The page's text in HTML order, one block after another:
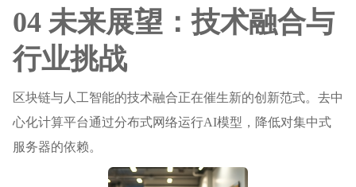
04 未来展望：技术融合与
行业挑战
区块链与人工智能的技术融合正在催生新的创新范式。去中
心化计算平台通过分布式网络运行AI模型，降低对集中式
服务器的依赖。